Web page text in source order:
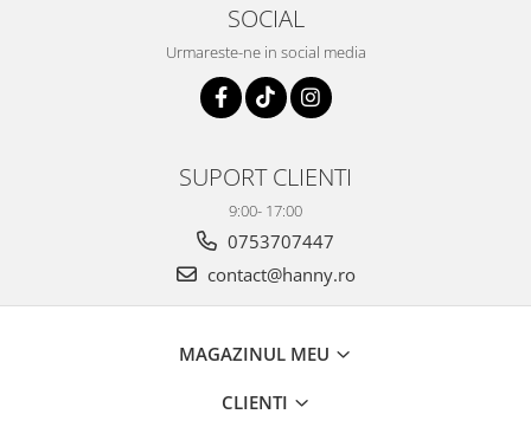
SOCIAL
Urmareste-ne in social media
SUPORT CLIENTI
9:00- 17:00
0753707447
contact@hanny.ro
MAGAZINUL MEU
CLIENTI